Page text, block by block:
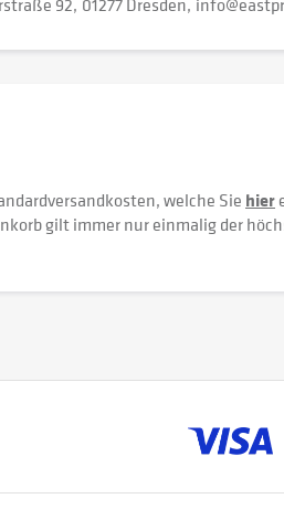
welche Sie hier
gilt immer nur einmalig der